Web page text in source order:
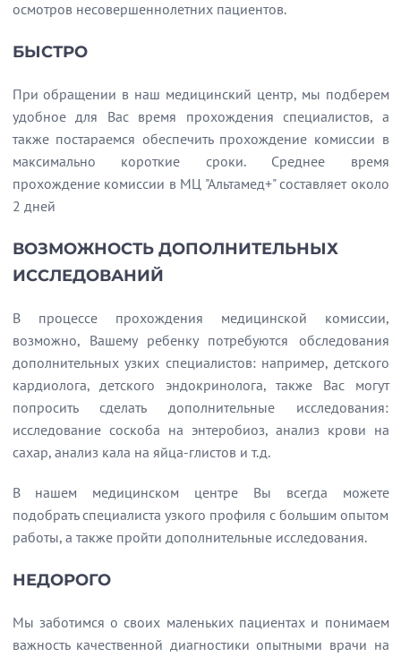
осмотров несовершеннолетних пациентов.
БЫСТРО
При обращении в наш медицинский центр, мы подберем
удобное для Вас время прохождения специалистов, а
также постараемся обеспечить прохождение комиссии в
максимально короткие сроки. Среднее время
прохождение комиссии в МЦ "Альтамед+" составляет около
2 дней
ВОЗМОЖНОСТЬ ДОПОЛНИТЕЛЬНЫХ
ИССЛЕДОВАНИЙ
В процессе прохождения медицинской комиссии,
возможно, Вашему ребенку потребуются обследования
дополнительных узких специалистов: например, детского
кардиолога, детского эндокринолога, также Вас могут
попросить сделать дополнительные исследования:
исследование соскоба на энтеробиоз, анализ крови на
сахар, анализ кала на яйца-глистов и т.д.
В нашем медицинском центре Вы всегда можете
подобрать специалиста узкого профиля с большим опытом
работы, а также пройти дополнительные исследования.
НЕДОРОГО
Мы заботимся о своих маленьких пациентах и понимаем
важность качественной диагностики опытными врачи на